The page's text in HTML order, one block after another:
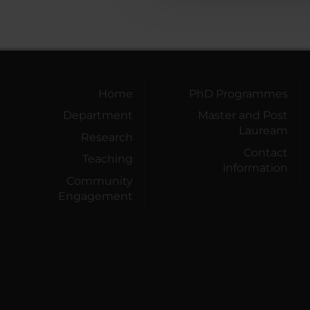
Home
Department
Research
Teaching
Community
Engagement
PhD Programmes
Master and Post
Lauream
Contact
information